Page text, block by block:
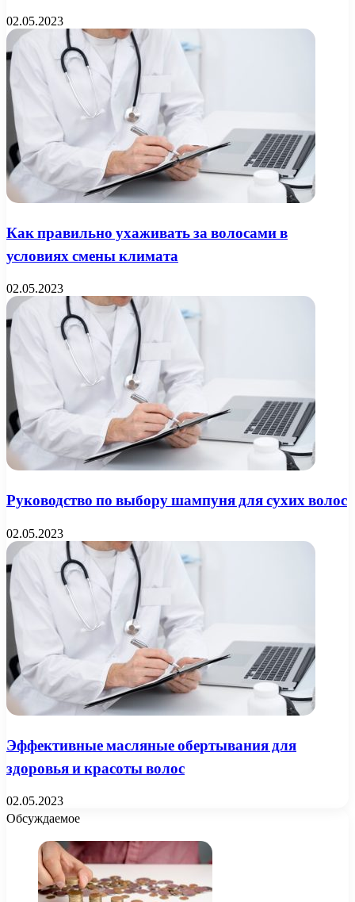
02.05.2023
Как правильно ухаживать за волосами в
условиях смены климата
02.05.2023
Руководство по выбору шампуня для сухих волос
02.05.2023
Эффективные масляные обертывания для
здоровья и красоты волос
02.05.2023
Обсуждаемое